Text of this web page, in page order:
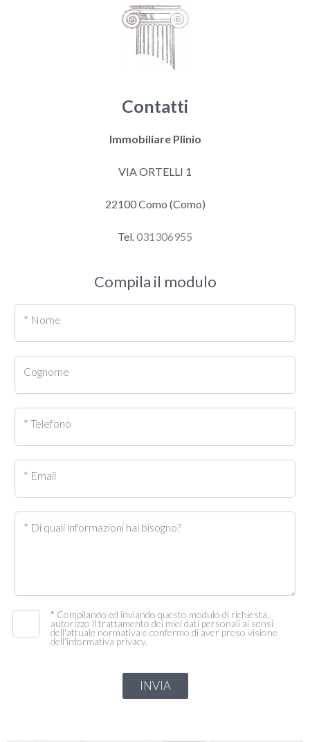
Contatti
Immobiliare Plinio
VIA ORTELLI 1
22100 Como (Como)
Tel.031306955
Compila il modulo
* Nome
Cognome
* Telefono
* Email
* Di quali informazioni hai bisogno?
* Compilando ed inviando questo modulo di richiesta,
autorizzo il trattamento dei miei dati personali ai sensi
dell'attuale normativa e confermo di aver preso visione
dell'informativa privacy.
INVIA